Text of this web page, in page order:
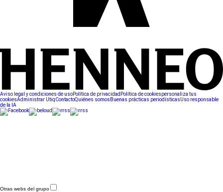
Aviso legal y condiciones de usoPolítica de privacidad Política de cookiespersonaliza tus
cookiesAdministrar UtiqContactoQuiénes somos Buenas prácticas periodísticasUso responsable
de la IA
Otras webs del grupo